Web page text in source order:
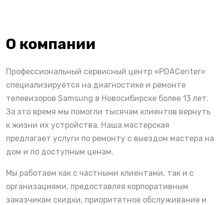
О компании
Профессиональный сервисный центр «PDACenter»
специализируется на диагностике и ремонте
телевизоров Samsung в Новосибирске более 13 лет.
За это время мы помогли тысячам клиентов вернуть
к жизни их устройства. Наша мастерская
предлагает услуги по ремонту с выездом мастера на
дом и по доступным ценам.
Мы работаем как с частными клиентами, так и с
организациями, предоставляя корпоративным
заказчикам скидки, приоритетное обслуживание и